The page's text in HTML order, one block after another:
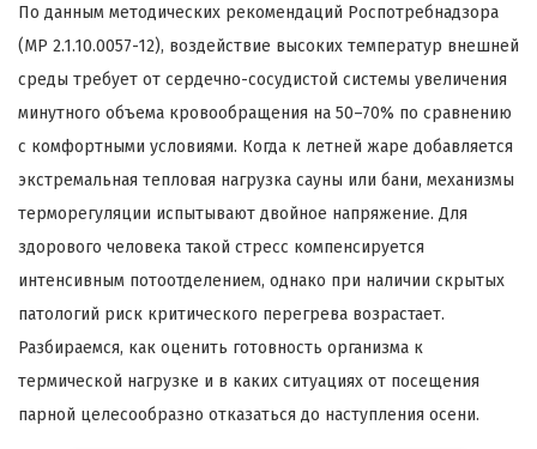
По данным методических рекомендаций Роспотребнадзора
(МР 2.1.10.0057-12), воздействие высоких температур внешней
среды требует от сердечно-сосудистой системы увеличения
минутного объема кровообращения на 50–70% по сравнению
с комфортными условиями. Когда к летней жаре добавляется
экстремальная тепловая нагрузка сауны или бани, механизмы
терморегуляции испытывают двойное напряжение. Для
здорового человека такой стресс компенсируется
интенсивным потоотделением, однако при наличии скрытых
патологий риск критического перегрева возрастает.
Разбираемся, как оценить готовность организма к
термической нагрузке и в каких ситуациях от посещения
парной целесообразно отказаться до наступления осени.